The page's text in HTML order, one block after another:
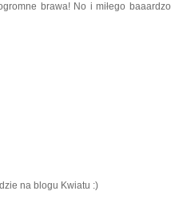
brawa! No i miłego baaardzo
na blogu Kwiatu :)